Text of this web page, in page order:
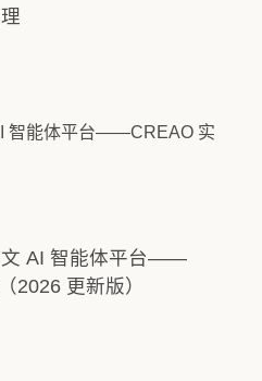
文 AI 智能体平台——
2026 更新版）